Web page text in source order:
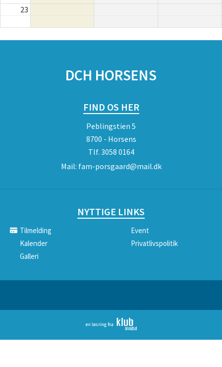
23
DCH HORSENS
FIND OS HER
Peblingstien 5
8700 - Horsens
Tlf. 3058 0164
Mail: fam-porsgaard@mail.dk
NYTTIGE LINKS
Tilmelding
Event
Kalender
Privatlivspolitik
Galleri